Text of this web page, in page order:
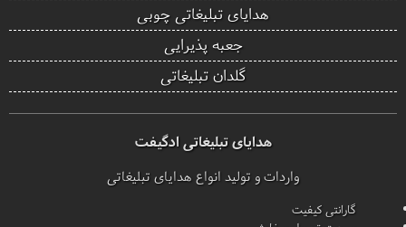
هدایای تبلیغاتی چوبی
جعبه پذیرایی
گلدان تبلیغاتی
هدایای تبلیغاتی ادگیفت
واردات و تولید انواع هدایای تبلیغاتی
گارانتی کیفیت